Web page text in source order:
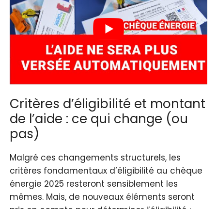
Critères d’éligibilité et montant
de l’aide : ce qui change (ou
pas)
Malgré ces changements structurels, les
critères fondamentaux d’éligibilité au chèque
énergie 2025 resteront sensiblement les
mêmes. Mais, de nouveaux éléments seront